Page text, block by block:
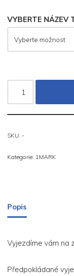
VYBERTE NÁZEV
SKU: -
Kategorie: 1MARK
Popis
Vyjezdíme vám na
Předpokládané